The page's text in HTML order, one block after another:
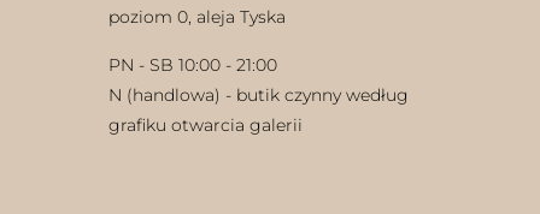
poziom 0, aleja Tyska
PN - SB 10:00 - 21:00
N (handlowa) - butik czynny według
grafiku otwarcia galerii